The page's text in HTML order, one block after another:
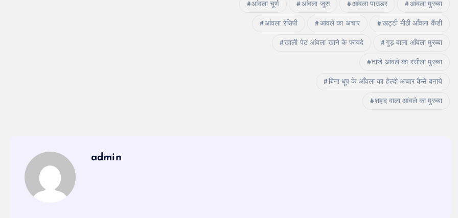
आंवला चूर्ण आंवला जूस आंवला पाउडर आंवला मुरब्बा
आंवला रेसिपी आंवले का अचार खट्टी मीठी आँवला कैंडी
खाली पेट आंवला खाने के फायदे गुड़ वाला आँवला मुरब्बा
ताजे आंवले का रसीला मुरब्बा
बिना धूप के आँवला का हेल्दी अचार कैसे बनाये
शहद वाला आंवले का मुरब्बा
admin